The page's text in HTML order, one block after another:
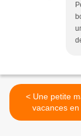
< Une petite maison de
vacances en